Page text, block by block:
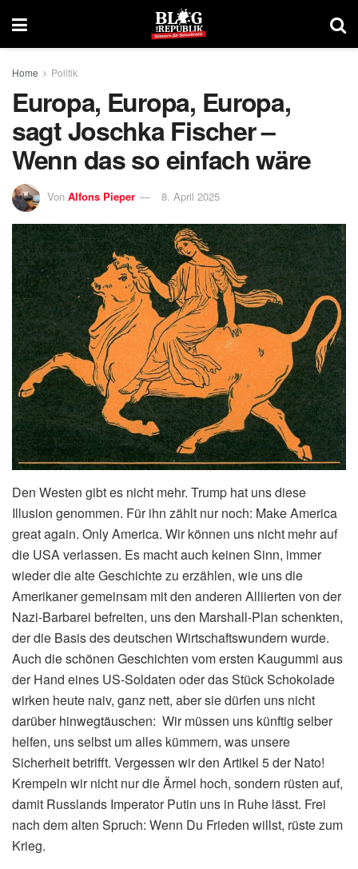
Home Politik
Europa, Europa, Europa,
sagt Joschka Fischer –
Wenn das so einfach wäre
Von Alfons Pieper 8. April 2025
Den Westen gibt es nicht mehr. Trump hat uns diese
Illusion genommen. Für ihn zählt nur noch: Make America
great again. Only America. Wir können uns nicht mehr auf
die USA verlassen. Es macht auch keinen Sinn, immer
wieder die alte Geschichte zu erzählen, wie uns die
Amerikaner gemeinsam mit den anderen Alliierten von der
Nazi-Barbarei befreiten, uns den Marshall-Plan schenkten,
der die Basis des deutschen Wirtschaftswundern wurde.
Auch die schönen Geschichten vom ersten Kaugummi aus
der Hand eines US-Soldaten oder das Stück Schokolade
wirken heute naiv, ganz nett, aber sie dürfen uns nicht
darüber hinwegtäuschen: Wir müssen uns künftig selber
helfen, uns selbst um alles kümmern, was unsere
Sicherheit betrifft. Vergessen wir den Artikel 5 der Nato!
Krempeln wir nicht nur die Ärmel hoch, sondern rüsten auf,
damit Russlands Imperator Putin uns in Ruhe lässt. Frei
nach dem alten Spruch: Wenn Du Frieden willst, rüste zum
Krieg.